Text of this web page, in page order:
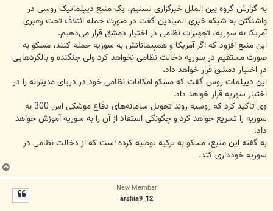
ت
به گزارش گروه بین الملل خبرگزاری تسنیم، یک منبع دیپلماتیک روسی در
واشنگتن به شبکه خبری المیادین گفت در صورت حمله ائتلاف تحت رهبری
آمریکا به سوریه، تجهیزات نظامی در اختیار دمشق قرار می‌دهیم.
این منبع افزود که اگر آمریکا و همپیمانانش به سوریه حمله کنند، مسکو به
صورت مستقیم در سوریه دخالت نظامی نخواهد کرد ولی جنگنده و بالگردهایی
در اختیار دمشق قرار خواهد داد.
این دیپلمات روس گفت که مسکو امکانات نظامی خود در دریای مدیترانه را در
اختیار سوریه قرار خواهد داد.
وی تاکید کرد که روسیه روند تحویل سامانه‌های دفاع موشکی اس 300 به
سوریه را تسریع خواهد کرد و چگونگی استفاد از آن را به سوریه آموزش خواهد
داد.
به گفته این منبع، مسکو به ترکیه توصیه کرده است که از دخالت نظامی در
سوریه خودداری کند.
ب
ا
New Member
arshia9_12